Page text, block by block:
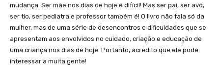
mudança. Ser mãe nos dias de hoje é difícil! Mas ser pai, ser avô,
ser tio, ser pediatra e professor também é! O livro não fala só da
mulher, mas de uma série de desencontros e dificuldades que se
apresentam aos envolvidos no cuidado, criação e educação de
uma criança nos dias de hoje. Portanto, acredito que ele pode
interessar a muita gente!